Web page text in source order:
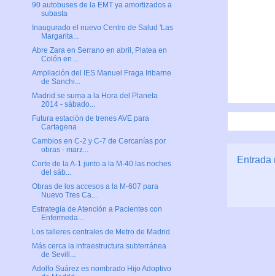
Entrada
90 autobuses de la EMT ya amortizados a
subasta
Inaugurado el nuevo Centro de Salud 'Las
Margarita...
Abre Zara en Serrano en abril, Platea en
Colón en ...
Ampliación del IES Manuel Fraga Iribarne
de Sanchi...
Madrid se suma a la Hora del Planeta
2014 - sábado...
Futura estación de trenes AVE para
Cartagena
Cambios en C-2 y C-7 de Cercanías por
obras - marz...
Corte de la A-1 junto a la M-40 las noches
del sáb...
Obras de los accesos a la M-607 para
Nuevo Tres Ca...
Estrategia de Atención a Pacientes con
Enfermeda...
Los talleres centrales de Metro de Madrid
Más cerca la infraestructura subterránea
de Sevill...
Adolfo Suárez es nombrado Hijo Adoptivo